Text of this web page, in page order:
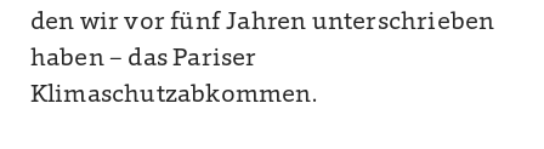
den wir vor fünf Jahren unterschrieben
haben – das Pariser
Klimaschutzabkommen.